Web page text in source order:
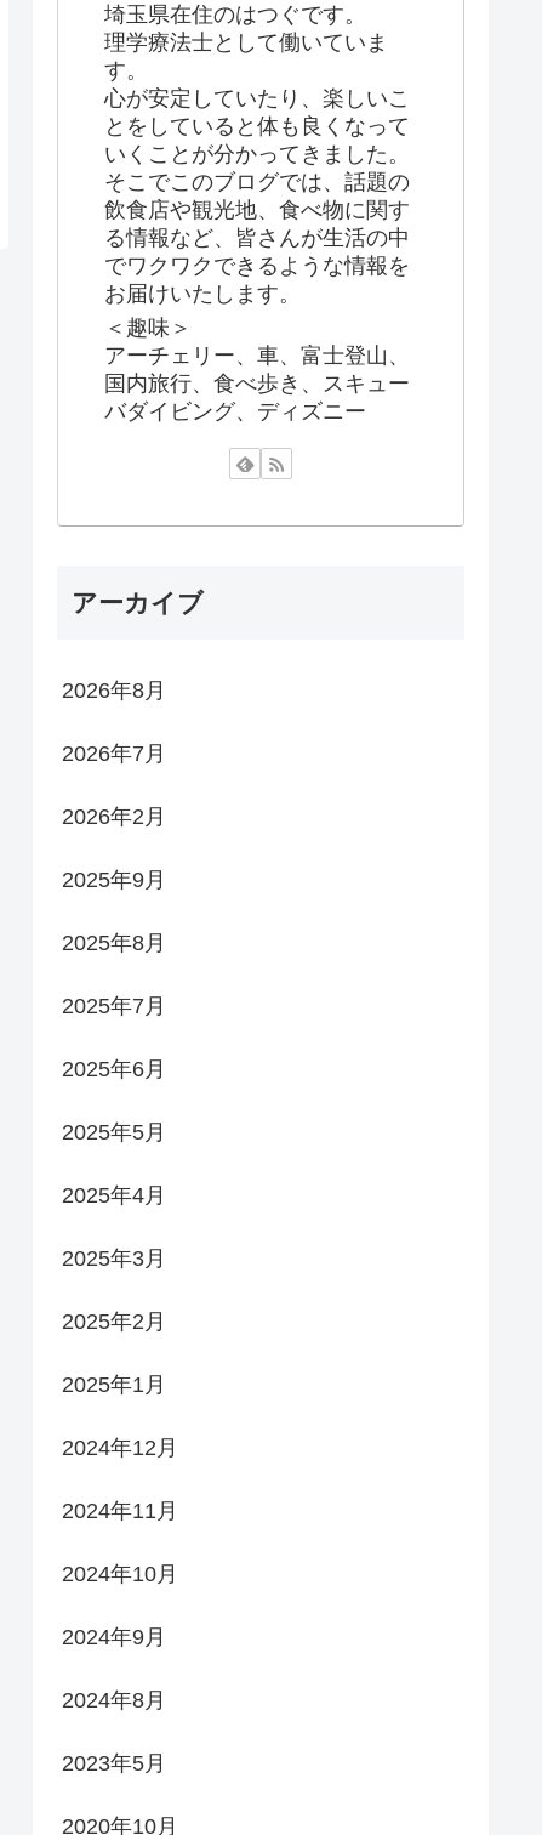
埼玉県在住のはつぐです。
理学療法士として働いていま
す。
心が安定していたり、楽しいこ
とをしていると体も良くなって
いくことが分かってきました。
そこでこのブログでは、話題の
飲食店や観光地、食べ物に関す
る情報など、皆さんが生活の中
でワクワクできるような情報を
お届けいたします。
＜趣味＞
アーチェリー、車、富士登山、
国内旅行、食べ歩き、スキュー
バダイビング、ディズニー
アーカイブ
2026年8月
2026年7月
2026年2月
2025年9月
2025年8月
2025年7月
2025年6月
2025年5月
2025年4月
2025年3月
2025年2月
2025年1月
2024年12月
2024年11月
2024年10月
2024年9月
2024年8月
2023年5月
2020年10月